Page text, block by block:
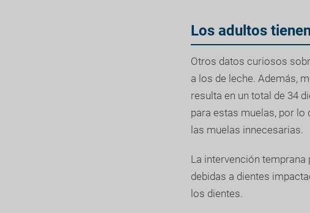
Los adultos
Otros datos curiosos
a los de leche. Además,
resulta en un total de 34
para estas muelas, por
las muelas innecesarias.
La intervención
debidas a dientes
los dientes.